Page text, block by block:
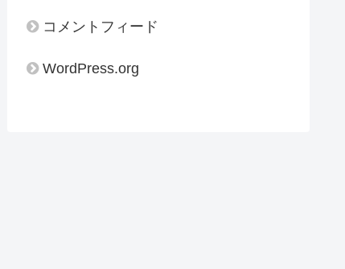
コメントフィード
WordPress.org